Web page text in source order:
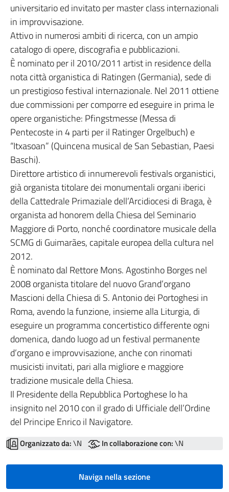
universitario ed invitato per master class internazionali
in improvvisazione.
Attivo in numerosi ambiti di ricerca, con un ampio
catalogo di opere, discografia e pubblicazioni.
È nominato per il 2010/2011 artist in residence della
nota città organistica di Ratingen (Germania), sede di
un prestigioso festival internazionale. Nel 2011 ottiene
due commissioni per comporre ed eseguire in prima le
opere organistiche: Pfingstmesse (Messa di
Pentecoste in 4 parti per il Ratinger Orgelbuch) e
“Itxasoan” (Quincena musical de San Sebastian, Paesi
Baschi).
Direttore artistico di innumerevoli festivals organistici,
già organista titolare dei monumentali organi iberici
della Cattedrale Primaziale dell’Arcidiocesi di Braga, è
organista ad honorem della Chiesa del Seminario
Maggiore di Porto, nonché coordinatore musicale della
SCMG di Guimarães, capitale europea della cultura nel
2012.
È nominato dal Rettore Mons. Agostinho Borges nel
2008 organista titolare del nuovo Grand’organo
Mascioni della Chiesa di S. Antonio dei Portoghesi in
Roma, avendo la funzione, insieme alla Liturgia, di
eseguire un programma concertistico differente ogni
domenica, dando luogo ad un festival permanente
d’organo e improvvisazione, anche con rinomati
musicisti invitati, pari alla migliore e maggiore
tradizione musicale della Chiesa.
Il Presidente della Repubblica Portoghese lo ha
insignito nel 2010 con il grado di Ufficiale dell’Ordine
del Principe Enrico il Navigatore.
Organizzato da:\N In collaborazione con:\N
Naviga nella sezione